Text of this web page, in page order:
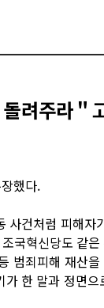
려주라＂
했다.
건처럼 피해자
국혁신당도 같
죄피해 재산을
한 말과 정면